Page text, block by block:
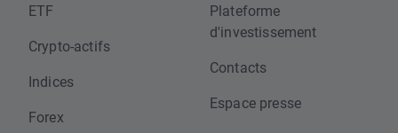
ETF
Crypto-actifs
Indices
Forex
Plateforme
d'investissement
Contacts
Espace presse